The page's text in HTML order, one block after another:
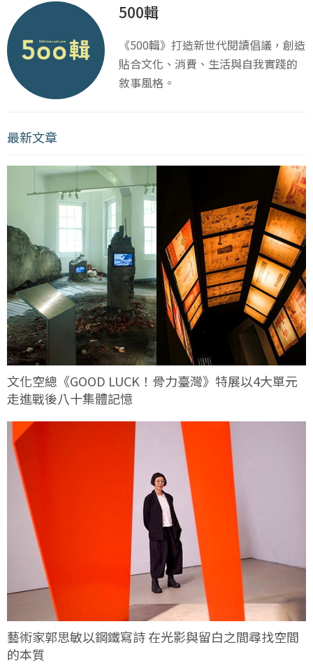
500輯
《500輯》打造新世代閱讀倡議，創造
貼合文化、消費、生活與自我實踐的
敘事風格。
最新文章
文化空總《GOOD LUCK！骨力臺灣》特展以4大單元
走進戰後八十集體記憶
藝術家郭思敏以鋼鐵寫詩 在光影與留白之間尋找空間
的本質